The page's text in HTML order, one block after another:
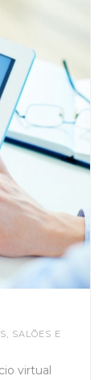
, SALÕES E
virtual